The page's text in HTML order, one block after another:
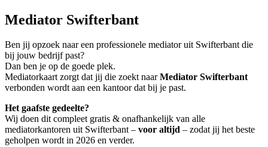
Mediator Swifterbant
Ben jij opzoek naar een professionele mediator uit Swifterbant die
bij jouw bedrijf past?
Dan ben je op de goede plek.
Mediatorkaart zorgt dat jij die zoekt naarMediator Swifterbant
verbonden wordt aan een kantoor dat bij je past.
Het gaafste gedeelte?
Wij doen dit compleet gratis & onafhankelijk van alle
mediatorkantoren uit Swifterbant – voor altijd – zodat jij het beste
geholpen wordt in 2026 en verder.